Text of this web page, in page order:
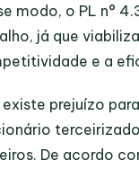
modo, o PL n°
já que
e a
existe prejuízo
De acordo